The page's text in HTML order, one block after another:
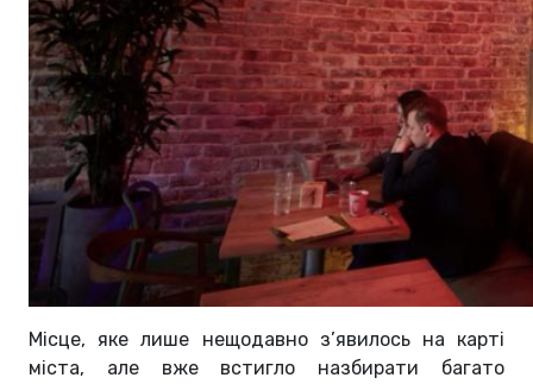
Місце, яке лише нещодавно з’явилось на карті
міста, але вже встигло назбирати багато